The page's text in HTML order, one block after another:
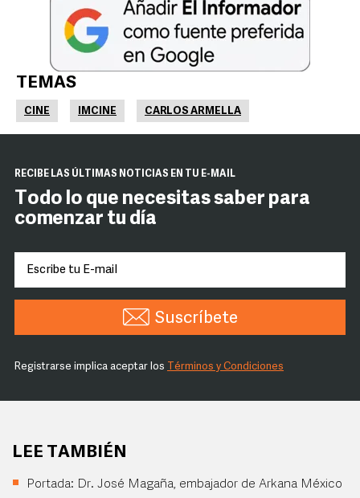
TEMAS
CINE IMCINE CARLOS ARMELLA
RECIBE LAS ÚLTIMAS NOTICIAS EN TU E-MAIL
Todo lo que necesitas saber para
comenzar tu día
Suscríbete
Registrarse implica aceptar los Términos y Condiciones
LEE TAMBIÉN
Portada: Dr. José Magaña, embajador de Arkana México